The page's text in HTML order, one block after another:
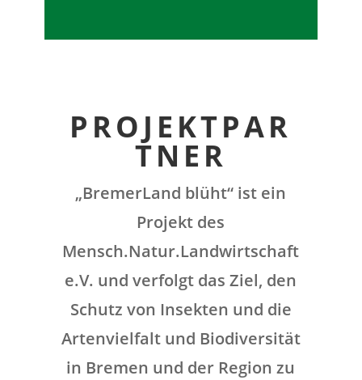
PROJEKTPAR
TNER
„BremerLand blüht“ ist ein
Projekt des
Mensch.Natur.Landwirtschaft
e.V. und verfolgt das Ziel, den
Schutz von Insekten und die
Artenvielfalt und Biodiversität
in Bremen und der Region zu